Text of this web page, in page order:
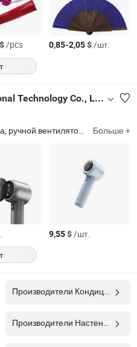
/pcs 0,85-2,05$/шт.
Guangdong Superb International Technology Co., Ltd.
набор подарков Больше +
9,55$/шт.